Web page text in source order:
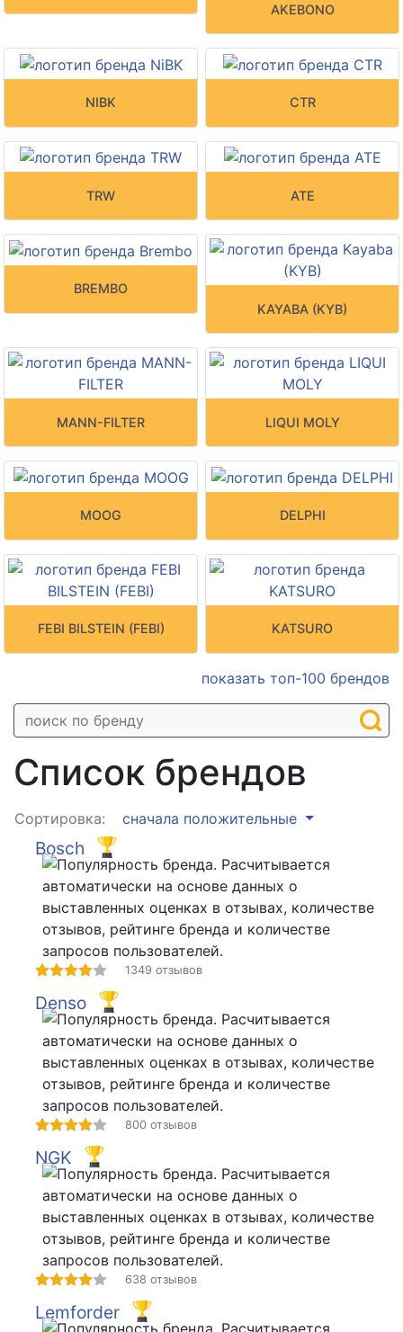
AKEBONO
NIBK CTR
TRW ATE
BREMBO
KAYABA (KYB)
MANN-FILTER LIQUI MOLY
MOOG DELPHI
FEBI BILSTEIN (FEBI) KATSURO
показать топ-100 брендов
Список брендов
Сортировка: сначала положительные
Bosch
1349 отзывов
Denso
800 отзывов
NGK
638 отзывов
Lemforder